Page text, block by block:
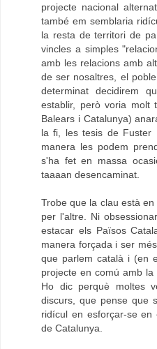
projecte nacional
també em semblaria
la resta de territori de
vincles a simples
amb les relacions amb
de ser nosaltres, el
determinat decidirem
establir, però voria molt
Balears i Catalunya)
la fi, les tesis de Fuster
manera les podem
s'ha fet en massa
taaaan desencaminat.
Trobe que la clau està
per l'altre. Ni
estacar els Països
manera forçada i ser
que parlem català i (en
projecte en comú amb la
Ho dic perquè moltes
discurs, que pense que
ridícul en esforçar-se
de Catalunya.